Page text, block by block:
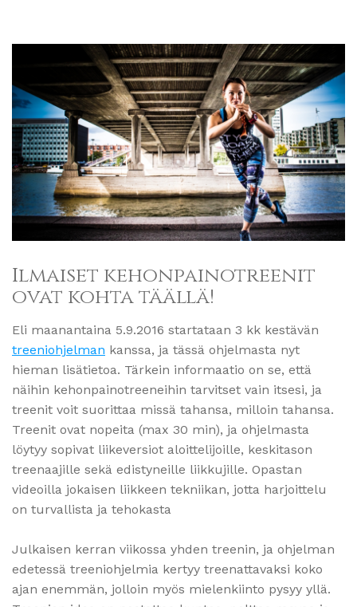
Ilmaiset kehonpainotreenit
ovat kohta täällä!
Eli maanantaina 5.9.2016 startataan 3 kk kestävän
treeniohjelman kanssa, ja tässä ohjelmasta nyt
hieman lisätietoa. Tärkein informaatio on se, että
näihin kehonpainotreeneihin tarvitset vain itsesi, ja
treenit voit suorittaa missä tahansa, milloin tahansa.
Treenit ovat nopeita (max 30 min), ja ohjelmasta
löytyy sopivat liikeversiot aloittelijoille, keskitason
treenaajille sekä edistyneille liikkujille. Opastan
videoilla jokaisen liikkeen tekniikan, jotta harjoittelu
on turvallista ja tehokasta
Julkaisen kerran viikossa yhden treenin, ja ohjelman
edetessä treeniohjelmia kertyy treenattavaksi koko
ajan enemmän, jolloin myös mielenkiinto pysyy yllä.